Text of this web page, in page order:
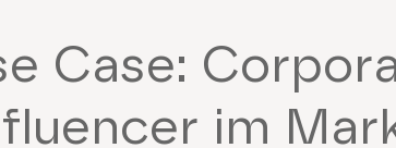
Case:
im